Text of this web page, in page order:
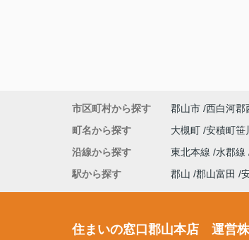
市区町村から探す 郡山市 西白河郡
町名から探す
大槻町 安積町笹
沿線から探す
東北本線 水郡線
駅から探す
郡山 郡山富田
住まいの窓口郡山本店 運営